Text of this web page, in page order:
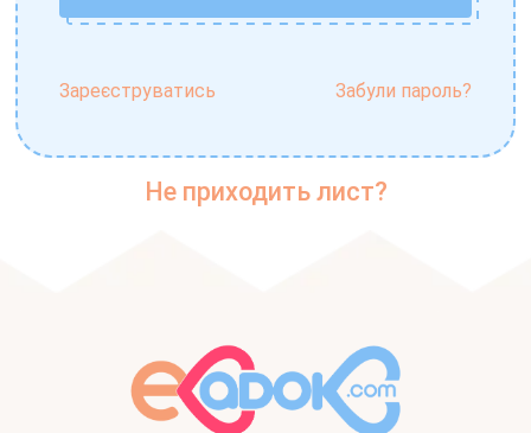
Зареєструватись Забули пароль?
Не приходить лист?